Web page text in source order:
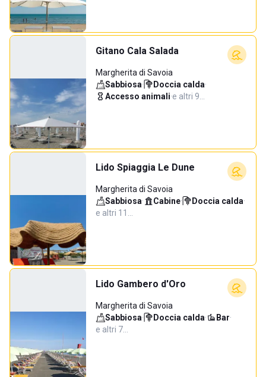
Gitano Cala Salada
Margherita di Savoia
Sabbiosa· Doccia calda·
Accesso animali·e altri 9…
Lido Spiaggia Le Dune
Margherita di Savoia
Sabbiosa· Cabine· Doccia calda·
e altri 11…
Lido Gambero d'Oro
Margherita di Savoia
Sabbiosa· Doccia calda· Bar·
e altri 7…